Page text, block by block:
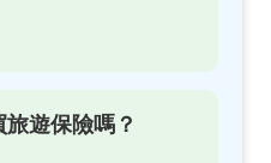
遊保險嗎？